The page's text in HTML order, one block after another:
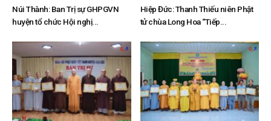
Núi Thành: Ban Trị sự GHPGVN
huyện tổ chức Hội nghị...
Hiệp Đức: Thanh Thiếu niên Phật
tử chùa Long Hoa “Tiếp...